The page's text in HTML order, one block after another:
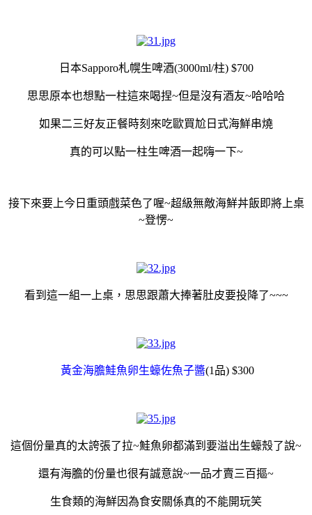
日本Sapporo札幌生啤酒(3000ml/柱) $700
思思原本也想點一柱這來喝捏~但是沒有酒友~哈哈哈
如果二三好友正餐時刻來吃歐買尬日式海鮮串燒
真的可以點一柱生啤酒一起嗨一下~
接下來要上今日重頭戲菜色了喔~超級無敵海鮮丼飯即將上桌
~登愣~
看到這一組一上桌，思思跟蕭大捧著肚皮要投降了~~~
黃金海膽鮭魚卵生蠔佐魚子醬(1品) $300
這個份量真的太誇張了拉~鮭魚卵都滿到要溢出生蠔殼了說~
還有海膽的份量也很有誠意說~一品才賣三百摳~
生食類的海鮮因為食安關係真的不能開玩笑